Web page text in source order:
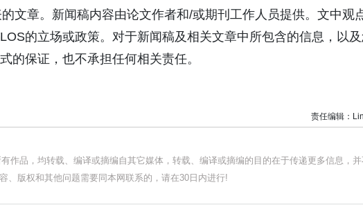
文章。新闻稿内容由论文作者和/或期刊工作人员提供。文中观
的立场或政策。对于新闻稿及相关文章中所包含的信息，以
的保证，也不承担任何相关责任。
责任编辑：
作品，均转载、编译或摘编自其它媒体，转载、编译或摘编的目的在于传递更多信息，并
、版权和其他问题需要同本网联系的，请在30日内进行!